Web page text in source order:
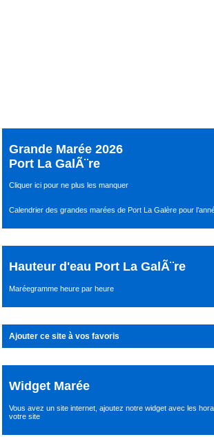
Grande Marée 2026
Port La GalÃ¨re
Cliquer ici pour ne plus les manquer
Calendrier des grandes marées de Port La Galère pour
Hauteur d'eau Port La GalÃ¨re
Maréegramme heure par heure
Ajouter ce site à vos favoris
Widget Marée
Vous avez un site internet,ajoutez notre widget avec les
votre site